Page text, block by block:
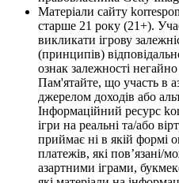
Матеріали сайту
старше 21 року (21+).
викликати ігрову
(принципів)
ознак залежності негайно
Пам'ятайте, що участь в
джерелом доходів або
Інформаційний ресурс
ігри на реальні та/або
приймає ні в якій формі
платежів, які пов’язані/
азартними іграми,